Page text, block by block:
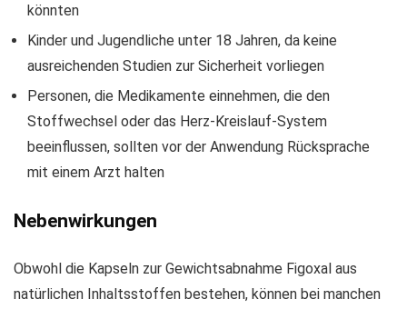
könnten
Kinder und Jugendliche unter 18 Jahren, da keine
ausreichenden Studien zur Sicherheit vorliegen
Personen, die Medikamente einnehmen, die den
Stoffwechsel oder das Herz-Kreislauf-System
beeinflussen, sollten vor der Anwendung Rücksprache
mit einem Arzt halten
Nebenwirkungen
Obwohl die Kapseln zur Gewichtsabnahme Figoxal aus
natürlichen Inhaltsstoffen bestehen, können bei manchen